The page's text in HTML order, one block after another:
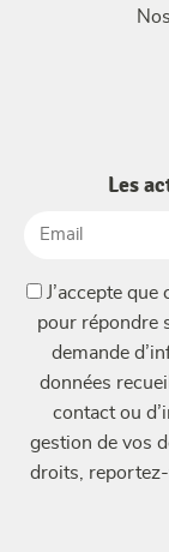
Les
J’accepte
pour répondre
demande
données
contact ou d’information.
gestion de vos
droits, reportez-